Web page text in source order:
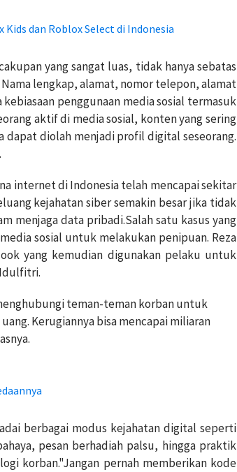
Kids dan Roblox Select di Indonesia
yang sangat luas, tidak hanya sebatas
lengkap, alamat, nomor telepon, alamat
penggunaan media sosial termasuk
aktif di media sosial, konten yang sering
diolah menjadi profil digital seseorang.
internet di Indonesia telah mencapai sekitar
kejahatan siber semakin besar jika tidak
menjaga data pribadi.Salah satu kasus yang
sosial untuk melakukan penipuan. Reza
yang kemudian digunakan pelaku untuk
Idulfitri.
teman-teman korban untuk
Kerugiannya bisa mencapai miliaran
berbagai modus kejahatan digital seperti
pesan berhadiah palsu, hingga praktik
korban."Jangan pernah memberikan kode